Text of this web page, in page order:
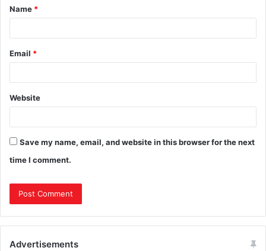
Name *
Email *
Website
Save my name, email, and website in this browser for the next
time I comment.
Advertisements